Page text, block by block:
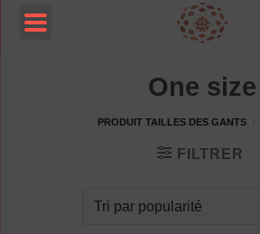
Passer
One size
PRODUIT TAILLES DES GANTS
FILTRER